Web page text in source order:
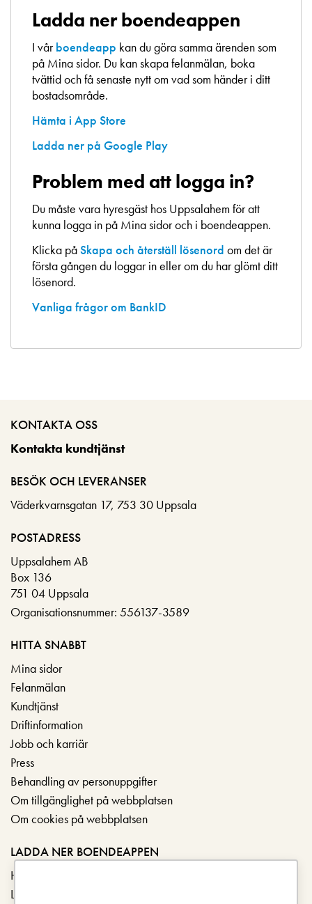
Ladda ner boendeappen
I vårboendeapp kan du göra samma ärenden som
på Mina sidor. Du kan skapa felanmälan, boka
tvättid och få senaste nytt om vad som händer i ditt
bostadsområde.
Hämta i App Store
Ladda ner på Google Play
Problem med att logga in?
Du måste vara hyresgäst hos Uppsalahem för att
kunna logga in på Mina sidor och i boendeappen.
Klicka påSkapa och återställ lösenord om det är
första gången du loggar in eller om du har glömt ditt
lösenord.
Vanliga frågor om BankID
KONTAKTA OSS
Kontakta kundtjänst
BESÖK OCH LEVERANSER
Väderkvarnsgatan 17, 753 30 Uppsala
POSTADRESS
Uppsalahem AB
Box 136
751 04 Uppsala
Organisationsnummer: 556137-3589
HITTA SNABBT
Mina sidor
Felanmälan
Kundtjänst
Driftinformation
Jobb och karriär
Press
Behandling av personuppgifter
Om tillgänglighet på webbplatsen
Om cookies på webbplatsen
LADDA NER BOENDEAPPEN
Hämta i App Store
Ladda ner på Google Play